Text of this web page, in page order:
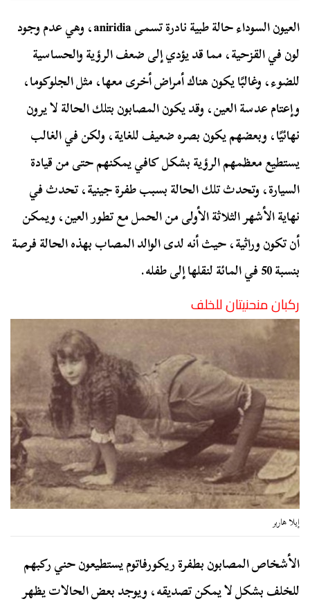
العيون السوداء حالة طبية نادرة تسمى aniridia، وهي عدم وجود
لون في القزحية، مما قد يؤدي إلى ضعف الرؤية والحساسية
للضوء، وغالبًا يكون هناك أمراض أخرى معها، مثل الجلوكوما،
وإعتام عدسة العين، وقد يكون المصابون بتلك الحالة لا يرون
نهائيًا، وبعضهم يكون بصره ضعيف للغاية، ولكن في الغالب
يستطيع معظمهم الرؤية بشكل كافي يمكنهم حتى من قيادة
السيارة، وتحدث تلك الحالة بسبب طفرة جينية، تحدث في
نهاية الأشهر الثلاثة الأولى من الحمل مع تطور العين، ويمكن
أن تكون وراثية، حيث أنه لدى الوالد المصاب بهذه الحالة فرصة
بنسبة 50 في المائة لنقلها إلى طفله.
ركبان منحنيتان للخلف
إيلا هاربر
الأشخاص المصابون بطفرة ريكورفاتوم يستطيعون حني ركبهم
للخلف بشكل لا يمكن تصديقه، ويوجد بعض الحالات يظهر